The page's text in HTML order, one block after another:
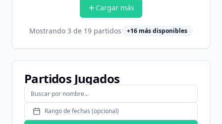
Cargar más
Mostrando 3 de 19 partidos +16 más disponibles
Partidos Jugados
Rango de fechas (opcional)